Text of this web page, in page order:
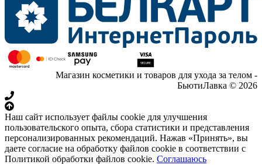
Магазин косметики и товаров для ухода за телом -
БьютиЛавка © 2026
Наш сайт использует файлы cookie для улучшения
пользовательского опыта, сбора статистики и представления
персонализированных рекомендаций. Нажав «Принять», вы
даете согласие на обработку файлов cookie в соответствии с
Политикой обработки файлов cookie. Соглашаюсь